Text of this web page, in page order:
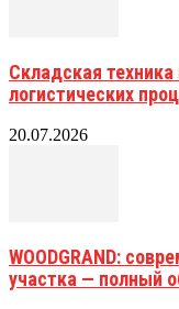
Складская
логистических
20.07.2026
WOODGRAND:
участка — полный